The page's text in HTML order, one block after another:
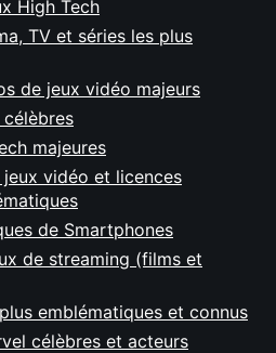
High Tech
TV et séries les plus
de jeux vidéo majeurs
célèbres
majeures
vidéo et licences
de Smartphones
de streaming (films et
emblématiques et connus
célèbres et acteurs